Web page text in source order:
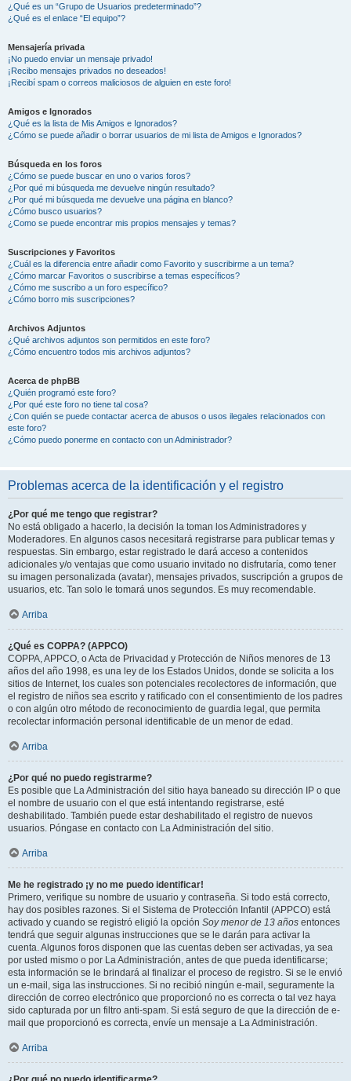
¿Qué es un “Grupo de Usuarios predeterminado”?
¿Qué es el enlace “El equipo”?
Mensajería privada
¡No puedo enviar un mensaje privado!
¡Recibo mensajes privados no deseados!
¡Recibí spam o correos maliciosos de alguien en este foro!
Amigos e Ignorados
¿Qué es la lista de Mis Amigos e Ignorados?
¿Cómo se puede añadir o borrar usuarios de mi lista de Amigos e Ignorados?
Búsqueda en los foros
¿Cómo se puede buscar en uno o varios foros?
¿Por qué mi búsqueda me devuelve ningún resultado?
¿Por qué mi búsqueda me devuelve una página en blanco?
¿Cómo busco usuarios?
¿Como se puede encontrar mis propios mensajes y temas?
Suscripciones y Favoritos
¿Cuál es la diferencia entre añadir como Favorito y suscribirme a un tema?
¿Cómo marcar Favoritos o suscribirse a temas específicos?
¿Cómo me suscribo a un foro específico?
¿Cómo borro mis suscripciones?
Archivos Adjuntos
¿Qué archivos adjuntos son permitidos en este foro?
¿Cómo encuentro todos mis archivos adjuntos?
Acerca de phpBB
¿Quién programó este foro?
¿Por qué este foro no tiene tal cosa?
¿Con quién se puede contactar acerca de abusos o usos ilegales relacionados con
este foro?
¿Cómo puedo ponerme en contacto con un Administrador?
Problemas acerca de la identificación y el registro
¿Por qué me tengo que registrar?
No está obligado a hacerlo, la decisión la toman los Administradores y
Moderadores. En algunos casos necesitará registrarse para publicar temas y
respuestas. Sin embargo, estar registrado le dará acceso a contenidos
adicionales y/o ventajas que como usuario invitado no disfrutaría, como tener
su imagen personalizada (avatar), mensajes privados, suscripción a grupos de
usuarios, etc. Tan solo le tomará unos segundos. Es muy recomendable.
Arriba
¿Qué es COPPA? (APPCO)
COPPA, APPCO, o Acta de Privacidad y Protección de Niños menores de 13
años del año 1998, es una ley de los Estados Unidos, donde se solicita a los
sitios de Internet, los cuales son potenciales recolectores de información, que
el registro de niños sea escrito y ratificado con el consentimiento de los padres
o con algún otro método de reconocimiento de guardia legal, que permita
recolectar información personal identificable de un menor de edad.
Arriba
¿Por qué no puedo registrarme?
Es posible que La Administración del sitio haya baneado su dirección IP o que
el nombre de usuario con el que está intentando registrarse, esté
deshabilitado. También puede estar deshabilitado el registro de nuevos
usuarios. Póngase en contacto con La Administración del sitio.
Arriba
Me he registrado ¡y no me puedo identificar!
Primero, verifique su nombre de usuario y contraseña. Si todo está correcto,
hay dos posibles razones. Si el Sistema de Protección Infantil (APPCO) está
activado y cuando se registró eligió la opción Soy menor de 13 años entonces
tendrá que seguir algunas instrucciones que se le darán para activar la
cuenta. Algunos foros disponen que las cuentas deben ser activadas, ya sea
por usted mismo o por La Administración, antes de que pueda identificarse;
esta información se le brindará al finalizar el proceso de registro. Si se le envió
un e-mail, siga las instrucciones. Si no recibió ningún e-mail, seguramente la
dirección de correo electrónico que proporcionó no es correcta o tal vez haya
sido capturada por un filtro anti-spam. Si está seguro de que la dirección de e-
mail que proporcionó es correcta, envíe un mensaje a La Administración.
Arriba